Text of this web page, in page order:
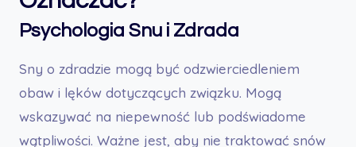
Psychologia Snu i Zdrada
Sny o zdradzie mogą być odzwierciedleniem
obaw i lęków dotyczących związku. Mogą
wskazywać na niepewność lub podświadome
wątpliwości. Ważne jest, aby nie traktować snów